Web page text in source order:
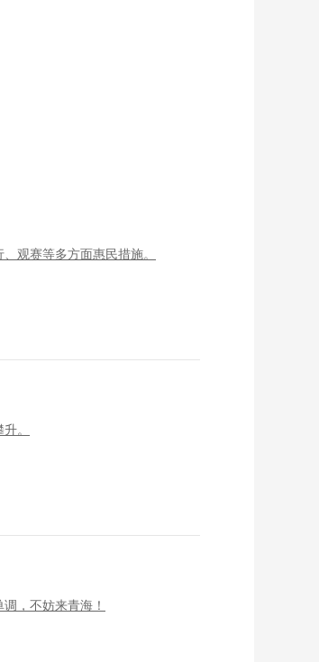
观赛等多方面惠民措施。
。
，不妨来青海！